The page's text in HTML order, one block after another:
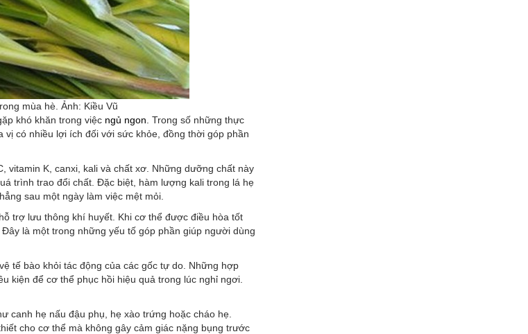
mùa hè. Ảnh: Kiều Vũ
khó khăn trong việc ngủ ngon . Trong số những thực
có nhiều lợi ích đối với sức khỏe, đồng thời góp phần
vitamin K, canxi, kali và chất xơ. Những dưỡng chất này
trình trao đổi chất. Đặc biệt, hàm lượng kali trong lá hẹ
sau một ngày làm việc mệt mỏi.
trợ lưu thông khí huyết. Khi cơ thể được điều hòa tốt
là một trong những yếu tố góp phần giúp người dùng
tế bào khỏi tác động của các gốc tự do. Những hợp
kiện để cơ thể phục hồi hiệu quả trong lúc nghỉ ngơi.
canh hẹ nấu đậu phụ, hẹ xào trứng hoặc cháo hẹ.
cho cơ thể mà không gây cảm giác nặng bụng trước